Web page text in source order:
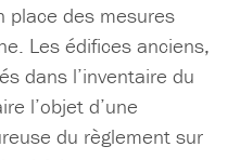
place des mesures
Les édifices anciens,
dans l’inventaire du
l’objet d’une
du règlement sur